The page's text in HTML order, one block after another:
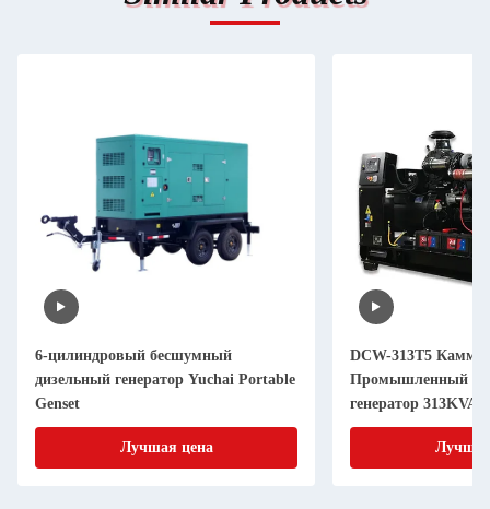
6-цилиндровый бесшумный
дизельный генератор Yuchai Portable
Genset
Лучшая цена
DCW-313T5
Промышленный
генератор 313KVA